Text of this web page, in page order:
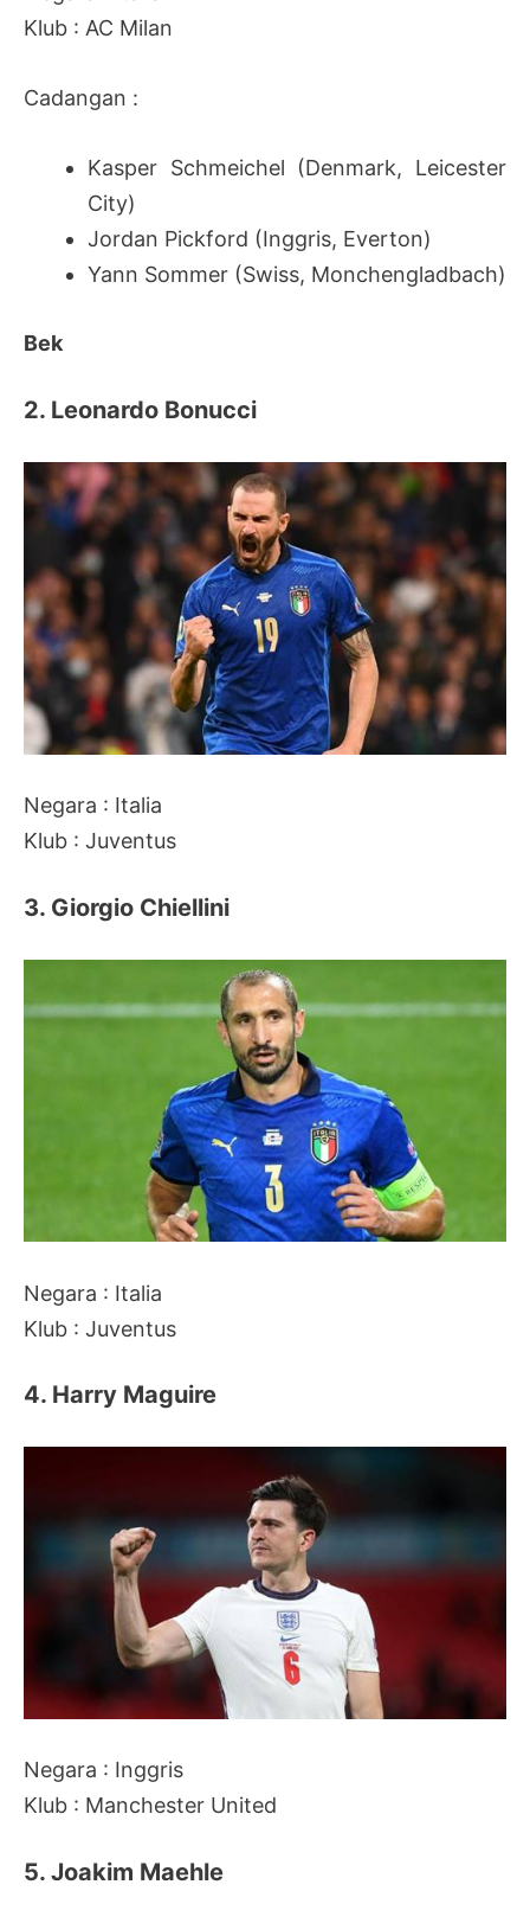
Klub : AC Milan
Cadangan :
Kasper Schmeichel (Denmark, Leicester
City)
Jordan Pickford (Inggris, Everton)
Yann Sommer (Swiss, Monchengladbach)
Bek
2. Leonardo Bonucci
Negara : Italia
Klub : Juventus
3. Giorgio Chiellini
Negara : Italia
Klub : Juventus
4. Harry Maguire
Negara : Inggris
Klub : Manchester United
5. Joakim Maehle